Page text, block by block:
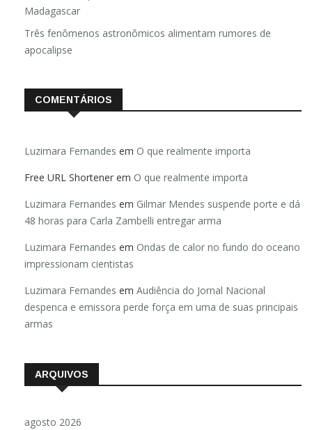
Madagascar
Três fenômenos astronômicos alimentam rumores de
apocalipse
COMENTÁRIOS
Luzimara Fernandes em O que realmente importa
Free URL Shortener em O que realmente importa
Luzimara Fernandes em Gilmar Mendes suspende porte e dá
48 horas para Carla Zambelli entregar arma
Luzimara Fernandes em Ondas de calor no fundo do oceano
impressionam cientistas
Luzimara Fernandes em Audiência do Jornal Nacional
despenca e emissora perde força em uma de suas principais
armas
ARQUIVOS
agosto 2026